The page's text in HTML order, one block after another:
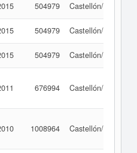
504979 Castellón/Castelló
504979 Castellón/Castelló
504979 Castellón/Castelló
676994 Castellón/Castelló
1008964 Castellón/Castelló